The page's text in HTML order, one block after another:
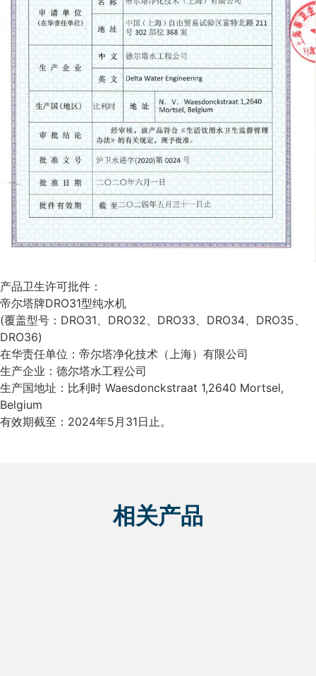
产品卫生许可批件：
帝尔塔牌DRO31型纯水机
(覆盖型号：DRO31、DRO32、DRO33、DRO34、DRO35、
DRO36)
在华责任单位：帝尔塔净化技术（上海）有限公司
生产企业：德尔塔水工程公司
生产国地址：比利时 Waesdonckstraat 1,2640 Mortsel,
Belgium
有效期截至：2024年5月31日止。
相关产品